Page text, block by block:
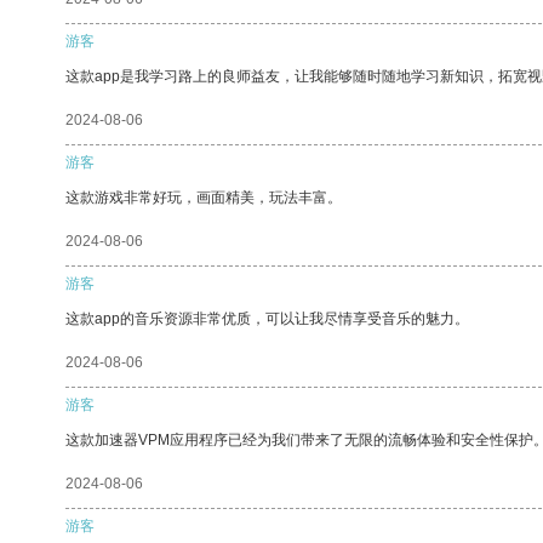
游客
这款app是我学习路上的良师益友，让我能够随时随地学习新知识，拓宽
2024-08-06
游客
这款游戏非常好玩，画面精美，玩法丰富。
2024-08-06
游客
这款app的音乐资源非常优质，可以让我尽情享受音乐的魅力。
2024-08-06
游客
这款加速器VPM应用程序已经为我们带来了无限的流畅体验和安全性保护
2024-08-06
游客